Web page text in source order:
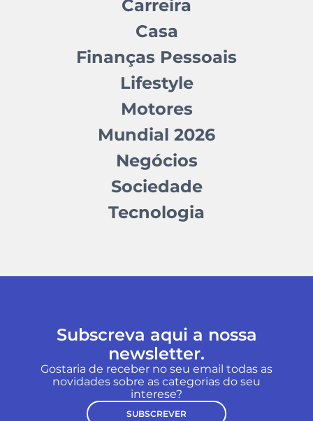
Carreira
Casa
Finanças Pessoais
Lifestyle
Motores
Mundial 2026
Negócios
Sociedade
Tecnologia
Subscreva aqui a nossa
newsletter.
Gostaria de receber no seu email todas as
novidades sobre as categorias do seu
interese?
SUBSCREVER